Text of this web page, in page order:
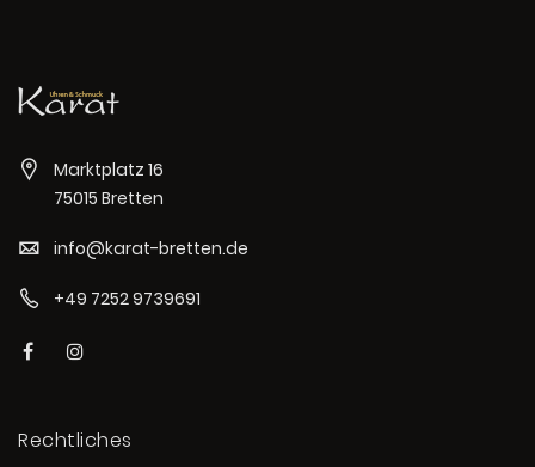
Marktplatz 16
75015 Bretten
info@karat-bretten.de
+49 7252 9739691
Rechtliches